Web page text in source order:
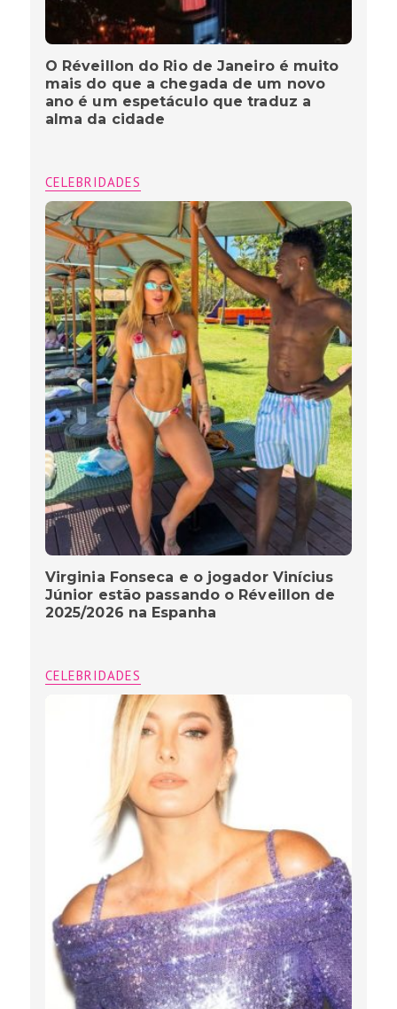
O Réveillon do Rio de Janeiro é muito
mais do que a chegada de um novo
ano é um espetáculo que traduz a
alma da cidade
CELEBRIDADES
Virginia Fonseca e o jogador Vinícius
Júnior estão passando o Réveillon de
2025/2026 na Espanha
CELEBRIDADES